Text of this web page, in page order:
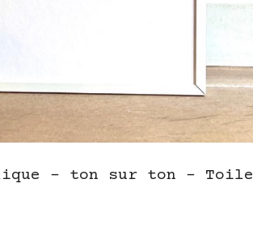
– ton sur ton – Toile